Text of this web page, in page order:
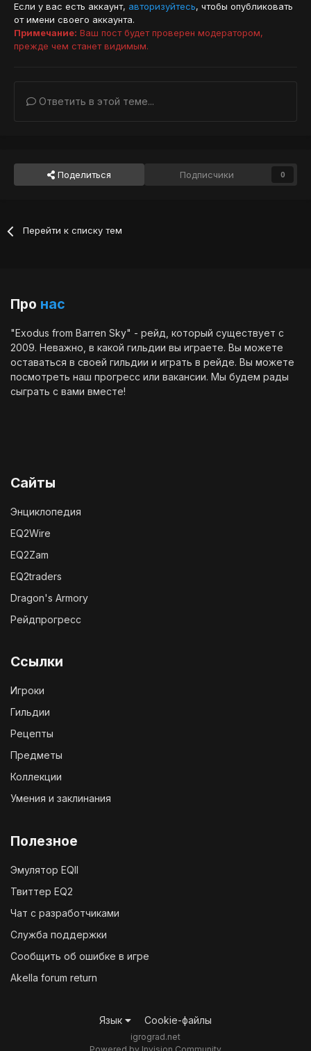
Если у вас есть аккаунт, авторизуйтесь, чтобы опубликовать
от имени своего аккаунта.
Примечание: Ваш пост будет проверен модератором,
прежде чем станет видимым.
Ответить в этой теме...
Поделиться Подписчики 0
Перейти к списку тем
Про нас
"Exodus from Barren Sky" - рейд, который существует с
2009. Неважно, в какой гильдии вы играете. Вы можете
оставаться в своей гильдии и играть в рейде. Вы можете
посмотреть наш прогресс или вакансии. Мы будем рады
сыграть с вами вместе!
Сайты
Энциклопедия
EQ2Wire
EQ2Zam
EQ2traders
Dragon's Armory
Рейдпрогресс
Ссылки
Игроки
Гильдии
Рецепты
Предметы
Коллекции
Умения и заклинания
Полезное
Эмулятор EQII
Твиттер EQ2
Чат с разработчиками
Служба поддержки
Сообщить об ошибке в игре
Akella forum return
Язык Cookie-файлы
igrograd.net